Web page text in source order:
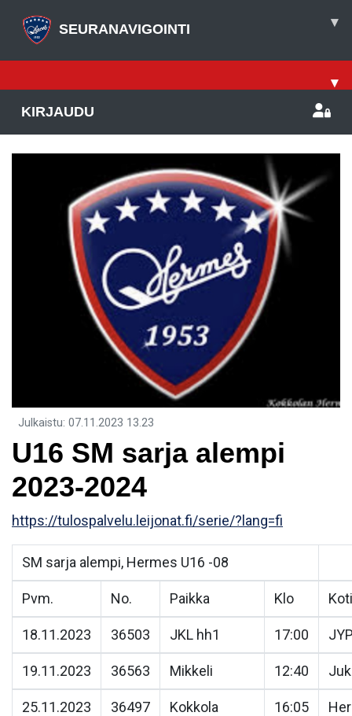
SEURANAVIGOINTI ▾
▾
KIRJAUDU
Julkaistu: 07.11.2023 13.23
U16 SM sarja alempi
2023-2024
https://tulospalvelu.leijonat.fi/serie/?lang=fi
SM sarja alempi, Hermes U16 -08
Pvm. No. Paikka Klo Koti
18.11.2023 36503 JKL hh1 17:00
19.11.2023 36563 Mikkeli 12:40
25.11.2023 36497 Kokkola 16:05